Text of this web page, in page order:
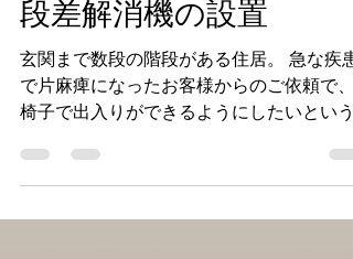
2021年6月15日
読了時間: 1分
段差解消機の設置
玄関まで数段の階段がある住居。 急な疾患
椅子で出入りができるようにしたいという
依頼を頂きました。 介護保険から住宅改修